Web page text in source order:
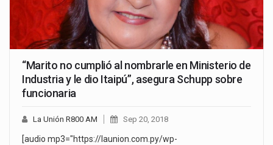
“Marito no cumplió al nombrarle en Ministerio de
Industria y le dio Itaipú”, asegura Schupp sobre
funcionaria
La Unión R800 AM Sep 20, 2018
[audio mp3="https://launion.com.py/wp-